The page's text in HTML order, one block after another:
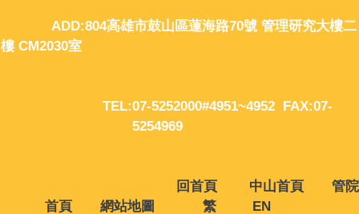
ADD:804高雄市鼓山區蓮海路70號 管理研究大樓二
樓 CM2030室
TEL:07-5252000#4951~4952 FAX:07-
5254969
回首頁 中山首頁
管院
首頁
網站地圖 繁 EN